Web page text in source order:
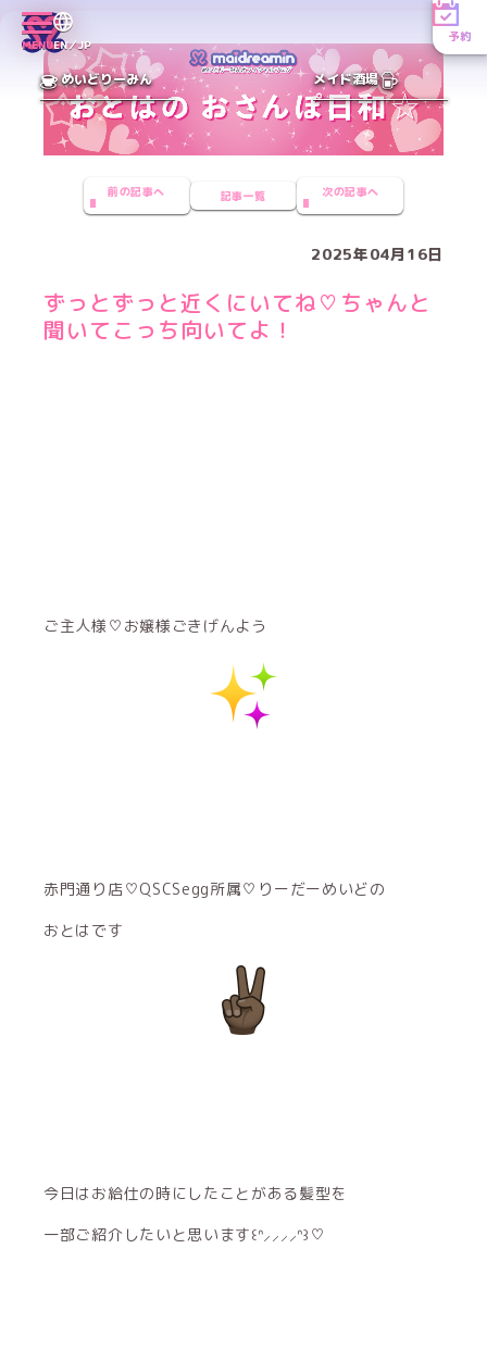
MENUEN／JP
予約
めいどりーみん メイド酒場
前の記事へ 記事一覧 次の記事へ
2025年04月16日
ずっとずっと近くにいてね♡ちゃんと
聞いてこっち向いてよ！
ご主人様♡お嬢様ごきげんよう
赤門通り店♡QSCSegg所属♡りーだーめいどの
おとはです
今日はお給仕の時にしたことがある髪型を
一部ご紹介したいと思います꒰ᐢ⸝⸝⸝⸝ᐢ꒱♡